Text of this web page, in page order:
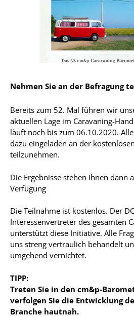
Nehmen Sie an der Befragung
Bereits zum 52. Mal führen wir
aktuellen Lage im Caravaning-
läuft noch bis zum 06.10.2020.
dazu eingeladen an der
teilzunehmen.
Die Ergebnisse stehen Ihnen dann
Verfügung
Die Teilnahme ist kostenlos. Der
Interessenvertreter des gesamten
unterstützt diese Initiative. Alle
uns streng vertraulich behandelt
umgehend vernichtet.
TIPP:
Treten Sie in den cm&p-
verfolgen Sie die Entwicklung
Branche hautnah.